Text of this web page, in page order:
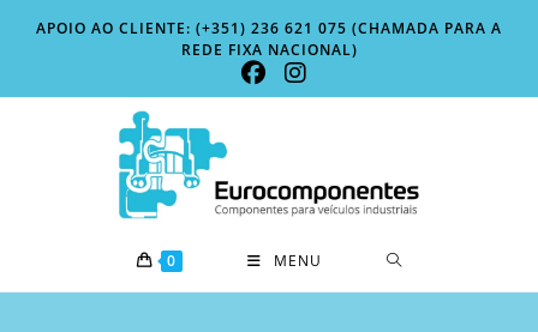
APOIO AO CLIENTE: (+351) 236 621 075 (CHAMADA PARA A
REDE FIXA NACIONAL)
0 MENU